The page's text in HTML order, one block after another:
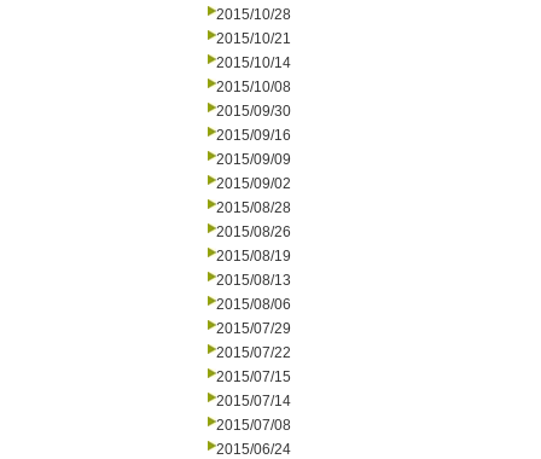
2015/10/28
2015/10/21
2015/10/14
2015/10/08
2015/09/30
2015/09/16
2015/09/09
2015/09/02
2015/08/28
2015/08/26
2015/08/19
2015/08/13
2015/08/06
2015/07/29
2015/07/22
2015/07/15
2015/07/14
2015/07/08
2015/06/24